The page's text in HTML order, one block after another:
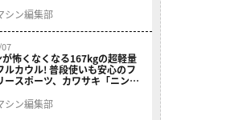
シン編集部
が怖くなくなる167kgの超軽量
ルカウル! 普段使いも安心のフ
ースポーツ、カワサキ「ニンジ
シン編集部